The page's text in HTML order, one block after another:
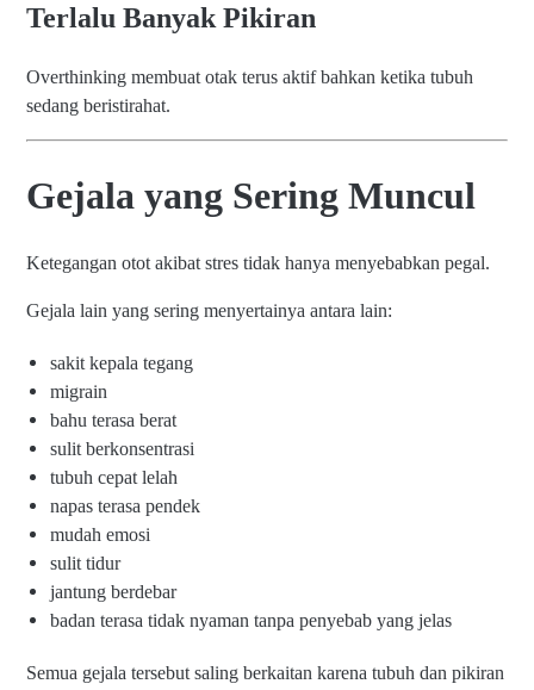
Terlalu Banyak Pikiran
Overthinking membuat otak terus aktif bahkan ketika tubuh
sedang beristirahat.
Gejala yang Sering Muncul
Ketegangan otot akibat stres tidak hanya menyebabkan pegal.
Gejala lain yang sering menyertainya antara lain:
sakit kepala tegang
migrain
bahu terasa berat
sulit berkonsentrasi
tubuh cepat lelah
napas terasa pendek
mudah emosi
sulit tidur
jantung berdebar
badan terasa tidak nyaman tanpa penyebab yang jelas
Semua gejala tersebut saling berkaitan karena tubuh dan pikiran